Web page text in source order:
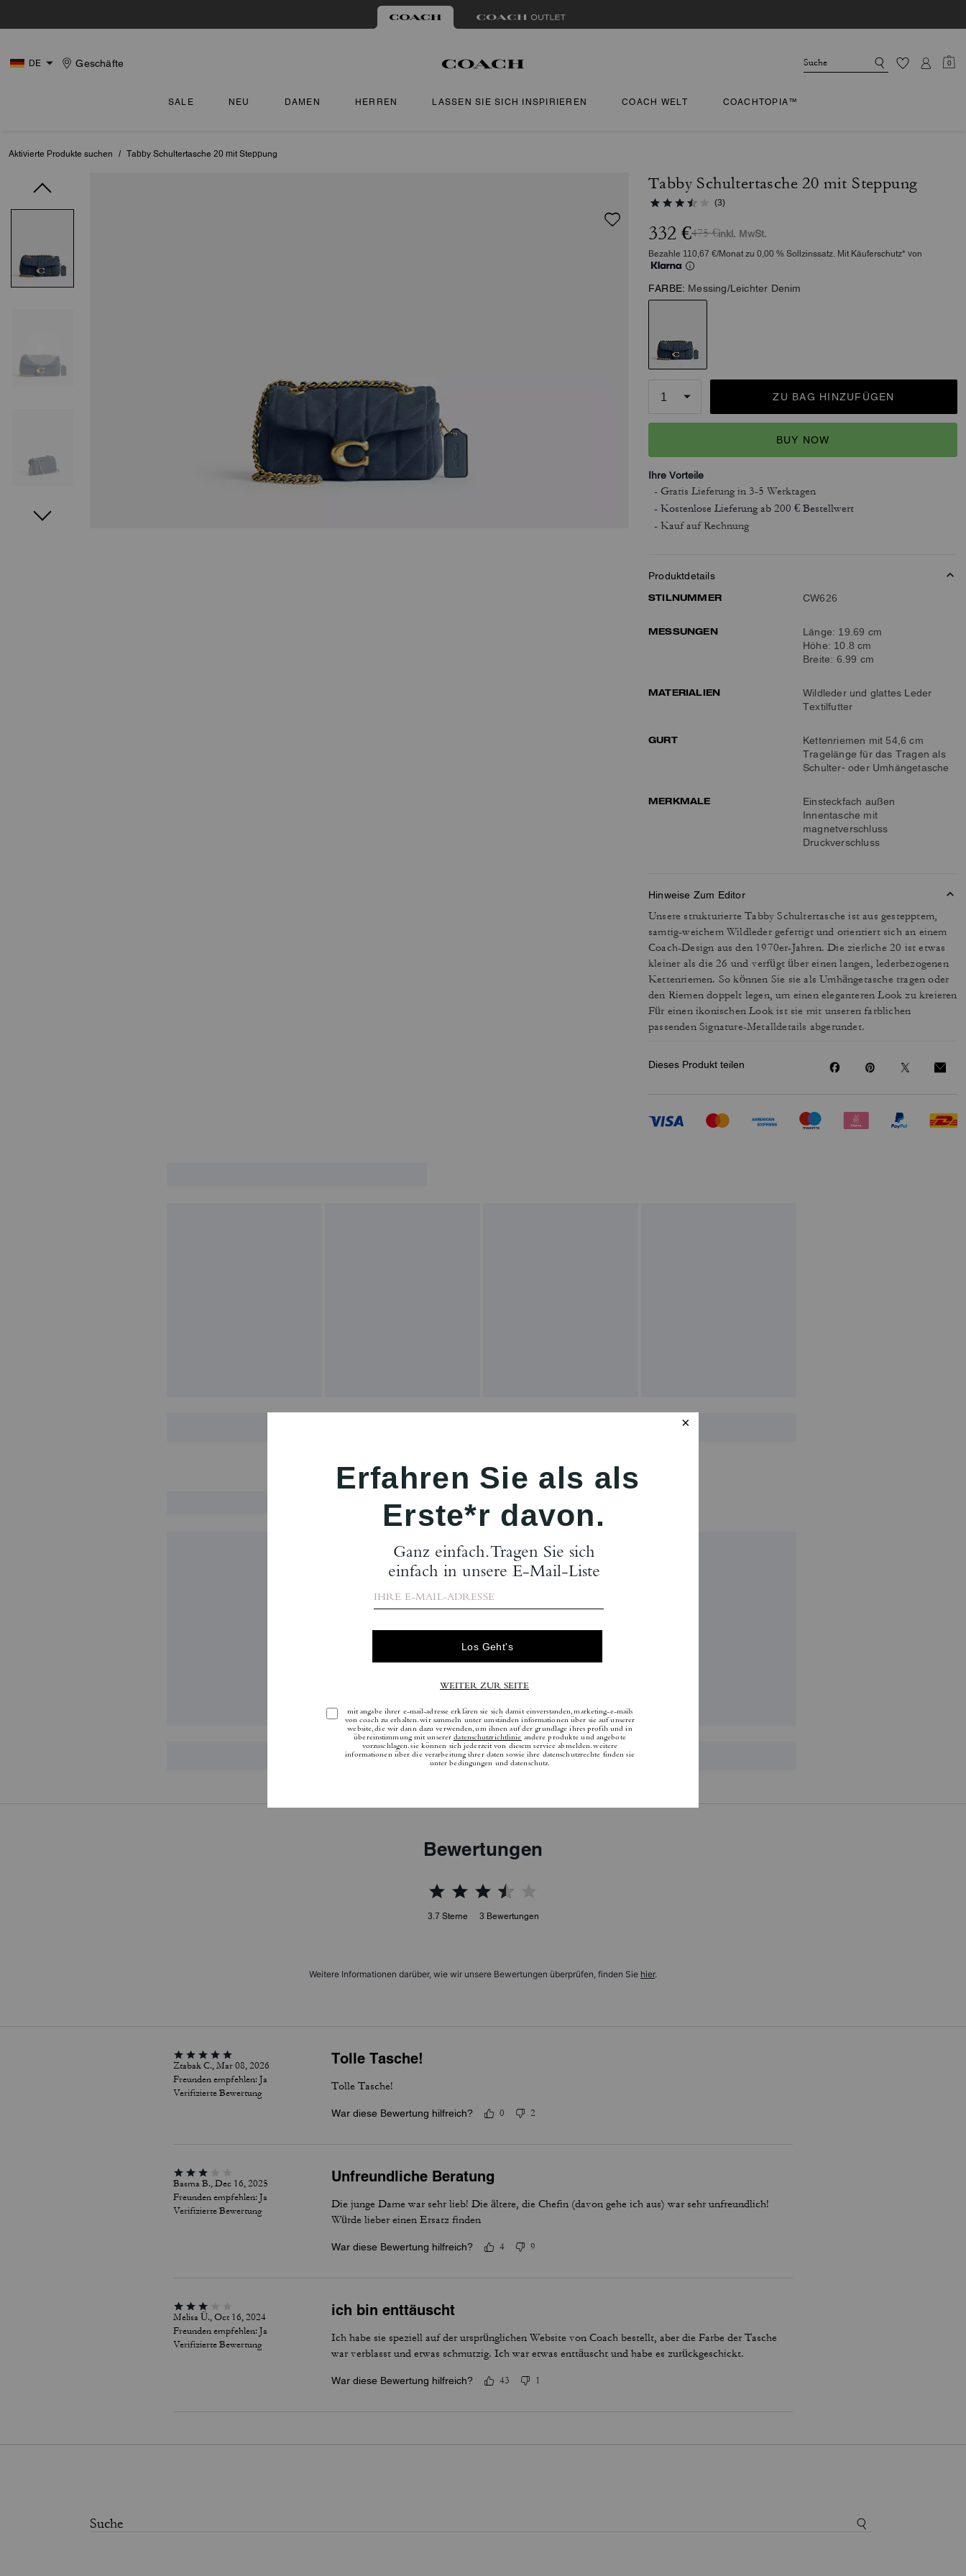
DE Geschäfte 0
SALE NEU DAMEN HERREN LASSEN SIE SICH INSPIRIEREN COACH WELT COACHTOPIA™
Aktivierte Produkte suchen / Tabby Schultertasche 20 mit Steppung
Tabby Schultertasche 20 mit Steppung
(3)
332 €475 €inkl. MwSt.
Bezahle 110,67 €/Monat zu 0,00 % Sollzinssatz. Mit Käuferschutz* von
FARBE: Messing/Leichter Denim
ZU BAG HINZUFÜGEN
BUY NOW
Ihre Vorteile
- Gratis Lieferungin 3-5 Werktagen
- Kostenlose Lieferung ab 200 € Bestellwert
- Kauf auf Rechnung
Produktdetails
STILNUMMER
CW626
MESSUNGEN
Länge: 19.69 cm
Höhe: 10.8 cm
Breite: 6.99 cm
MATERIALIEN
Wildleder und glattes Leder
Textilfutter
GURT
Kettenriemen mit 54,6 cm
Tragelänge für das Tragen als
Schulter- oder Umhängetasche
MERKMALE
Einsteckfach außen
Innentasche mit
magnetverschluss
Druckverschluss
Hinweise Zum Editor
Unsere strukturierte Tabby Schultertasche ist aus gestepptem,
samtig-weichem Wildleder gefertigt und orientiert sich an einem
Coach-Design aus den 1970er-Jahren. Die zierliche 20 ist etwas
kleiner als die 26 und verfügt über einen langen, lederbezogenen
Kettenriemen. So können Sie sie als Umhängetasche tragen oder
den Riemen doppelt legen, um einen eleganteren Look zu kreieren
Für einen ikonischen Look ist sie mit unseren farblichen
passenden Signature-Metalldetails abgerundet.
Dieses Produkt teilen
Bewertungen
3.7 Sterne 3 Bewertungen
Weitere Informationen darüber, wie wir unsere Bewertungen überprüfen, finden Sie hier.
Ztabak C., Mar 08, 2026
Freunden empfehlen: Ja
Verifizierte Bewertung
Tolle Tasche!
Tolle Tasche!
War diese Bewertung hilfreich? 0 2
Basma B., Dec 16, 2025
Freunden empfehlen: Ja
Verifizierte Bewertung
Unfreundliche Beratung
Die junge Dame war sehr lieb! Die ältere, die Chefin (davon gehe ich aus) war sehr unfreundlich!
Würde lieber einen Ersatz finden
War diese Bewertung hilfreich? 4 9
Melisa Ü., Oct 16, 2024
Freunden empfehlen: Ja
Verifizierte Bewertung
ich bin enttäuscht
Ich habe sie speziell auf der ursprünglichen Website von Coach bestellt, aber die Farbe der Tasche
war verblasst und etwas schmutzig. Ich war etwas enttäuscht und habe es zurückgeschickt.
War diese Bewertung hilfreich? 43 1